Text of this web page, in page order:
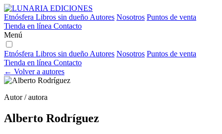
Etnósfera Libros sin dueño Autores Nosotros Puntos de venta
Tienda en línea Contacto
Menú
Etnósfera Libros sin dueño Autores Nosotros Puntos de venta
Tienda en línea Contacto
← Volver a autores
Autor / autora
Alberto Rodríguez